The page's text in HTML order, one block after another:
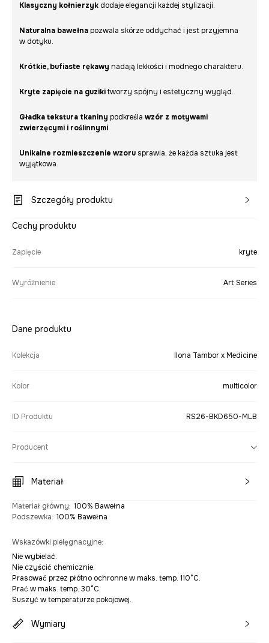
Klasyczny kołnierzyk dodaje elegancji każdej stylizacji.
Naturalna bawełna pozwala skórze oddychać i jest przyjemna
w dotyku.
Krótkie, bufiaste rękawy nadają lekkości i modnego charakteru.
Kryte zapięcie na guzikitworzy spójny i estetyczny wygląd.
Gładka tekstura tkaniny podkreśla wzór z motywami
zwierzęcymi i roślinnymi.
Unikalne rozmieszczenie wzoru sprawia, że każda sztuka jest
wyjątkowa.
Szczegóły produktu
Cechy produktu
Zapięcie kryte
Wyróżnienie Art Series
Dane produktu
Kolekcja Ilona Tambor x Medicine
Kolor multicolor
ID Produktu RS26-BKD650-MLB
Producent
Materiał
Materiał główny: 100% Bawełna
Podszewka: 100% Bawełna
Wskazówki pielęgnacyjne:
Nie wybielać.
Nie czyścić chemicznie.
Prasować przez płótno ochronne w maks. temp. 110°C.
Prać w maks. temp. 30°C.
Suszyć w temperaturze pokojowej.
Wymiary